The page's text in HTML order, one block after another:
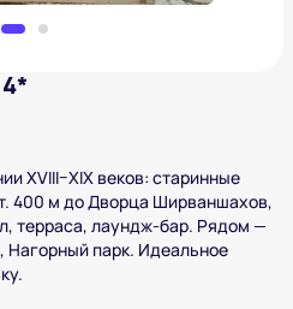
XVIII–XIX веков: старинные
400 м до Дворца Ширваншахов,
терраса, лаундж-бар. Рядом —
парк. Идеальное